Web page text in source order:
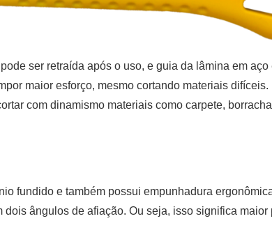
ser retraída após o uso, e guia da lâmina em aço
maior esforço, mesmo cortando materiais
com dinamismo materiais como carpete,
fundido e também possui empunhadura
ângulos de afiação. Ou seja, isso significa maior